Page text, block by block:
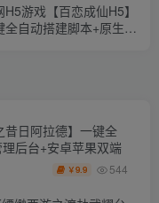
H5游戏【百恋成仙H5】
全自动搭建脚本+原生安
日阿拉德】一键全
后台+安卓苹果双端
￥9.9 544